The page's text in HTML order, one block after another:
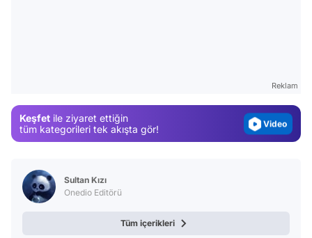
Reklam
Keşfet ile ziyaret ettiğin
tüm kategorileri tek akışta gör!
Video
Sultan Kızı
Onedio Editörü
Tüm içerikleri